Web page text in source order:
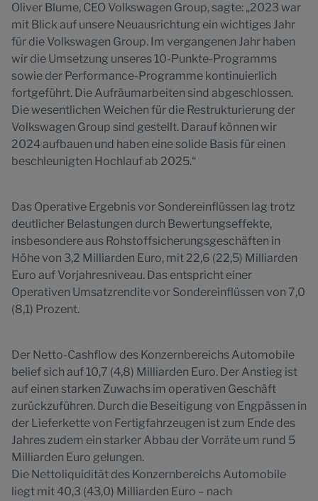
Oliver Blume, CEO Volkswagen Group, sagte: „2023 war
mit Blick auf unsere Neuausrichtung ein wichtiges Jahr
für die Volkswagen Group. Im vergangenen Jahr haben
wir die Umsetzung unseres 10-Punkte-Programms
sowie der Performance-Programme kontinuierlich
fortgeführt. Die Aufräumarbeiten sind abgeschlossen.
Die wesentlichen Weichen für die Restrukturierung der
Volkswagen Group sind gestellt. Darauf können wir
2024 aufbauen und haben eine solide Basis für einen
beschleunigten Hochlauf ab 2025.“
Das Operative Ergebnis vor Sondereinflüssen lag trotz
deutlicher Belastungen durch Bewertungseffekte,
insbesondere aus Rohstoffsicherungsgeschäften in
Höhe von 3,2 Milliarden Euro, mit 22,6 (22,5) Milliarden
Euro auf Vorjahresniveau. Das entspricht einer
Operativen Umsatzrendite vor Sondereinflüssen von 7,0
(8,1) Prozent.
Der Netto-Cashflow des Konzernbereichs Automobile
belief sich auf 10,7 (4,8) Milliarden Euro. Der Anstieg ist
auf einen starken Zuwachs im operativen Geschäft
zurückzuführen. Durch die Beseitigung von Engpässen in
der Lieferkette von Fertigfahrzeugen ist zum Ende des
Jahres zudem ein starker Abbau der Vorräte um rund 5
Milliarden Euro gelungen.
Die Nettoliquidität des Konzernbereichs Automobile
liegt mit 40,3 (43,0) Milliarden Euro – nach